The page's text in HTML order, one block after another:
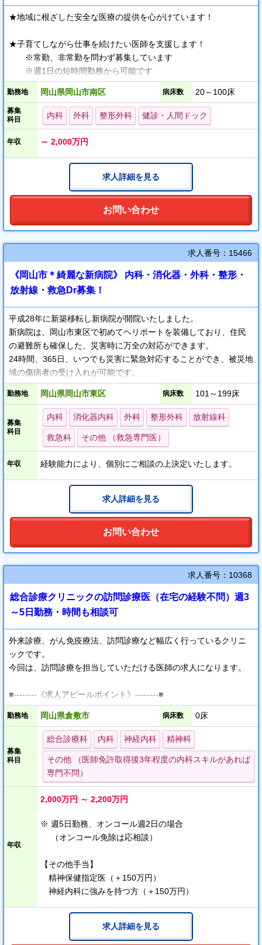
★地域に根ざした安全な医療の提供を心がけています！
★子育てしながら仕事を続けたい医師を支援します！
※常勤、非常勤を問わず募集しています
※週1日の短時間勤務から可能です
時間帯についてはご相談下さい
院内に保育施設を完備しており、仕事と家庭の両立をお手伝いで
きます。
常勤・非常勤の女性医師が勤務しており、内科・外科から健診ま
ご要望に沿った勤務形態・時間に柔軟に対応しますので、お気軽
勤務地 岡山県岡山市南区 病床数 20～100床
募集
科目
内科 外科 整形外科 健診・人間ドック
年収 ～ 2,000万円
求人詳細を見る
お問い合わせ
求人番号：15466
《岡山市＊綺麗な新病院》 内科・消化器・外科・整形・
放射線・救急Dr募集！
平成28年に新築移転し新病院が開院いたしました。
新病院は、岡山市東区で初めてヘリポートを装備しており、住民
の避難所も確保した、災害時に万全の対応ができます。
24時間、365日、いつでも災害に緊急対応することができ、被災地
域の傷病者の受け入れが可能です。
医療機器は、CT、MRI、内視鏡に最先端機種を導入しました。
人工透析は、全自動式のオンラインHDFによる体に最も優しい透
析を提供しています。
「断らない救急」「あきらめない365日リハビリ」をより一層推進
いたします。
こうしたインフラの拡充だけでなく、質のよい医療の提供も行い
勤務地 岡山県岡山市東区 病床数 101～199床
募集
科目
内科 消化器内科 外科 整形外科 放射線科
救急科 その他 （救急専門医）
年収 経験能力により、個別にご相談の上決定いたします。
求人詳細を見る
お問い合わせ
求人番号：10368
総合診療クリニックの訪問診療医（在宅の経験不問）週3
～5日勤務・時間も相談可
外来診療、がん免疫療法、訪問診療など幅広く行っているクリニ
ックです。
今回は、訪問診療を担当していただける医師の求人になります。
■--------《求人アピールポイント》--------■
■・手厚いサポート
訪問診療を中心に活動を行っている副院長先生のバックアップあ
り！
■・体制について
訪問先へは看護師、ドライバーの3名体制で参ります！
→ 2名体制よりも医療へ集中していただけます
■・機能強化型
機能強化型在宅療養支援診療所です
■・緩和ケア
在宅充実緩和ケア診療所加算をとっています
年間20件看取りをしています
そのため、様々な患者様の経験ができます
■・訪問看護の併設
勤務地 岡山県倉敷市 病床数 0床
募集
科目
総合診療科 内科 神経内科 精神科
その他 （医師免許取得後3年程度の内科スキルがあれば
専門不問）
年収
2,000万円 ～ 2,200万円
※ 週5日勤務、オンコール週2日の場合
（オンコール免除は応相談）
【その他手当】
精神保健指定医（＋150万円）
神経内科に強みを持つ方（＋150万円）
求人詳細を見る